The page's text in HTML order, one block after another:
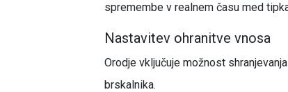
spremembe v realnem času med
Nastavitev ohranitve vnosa
Orodje vključuje možnost
brskalnika.